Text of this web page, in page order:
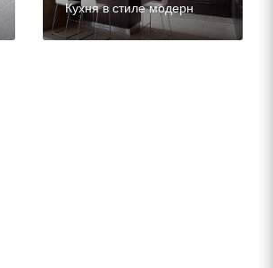
Кухня в стиле модерн